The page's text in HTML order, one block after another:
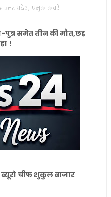
उत्तर प्रदेश, प्रमुख खबरें
पुत्र समेत तीन की मौत,छह
!
ब्यूरो चीफ शुकुल बाजार